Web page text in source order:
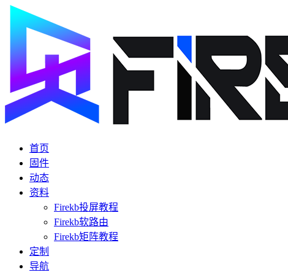
首页
固件
动态
资料
Firekb投屏教程
Firekb软路由
Firekb矩阵教程
定制
导航